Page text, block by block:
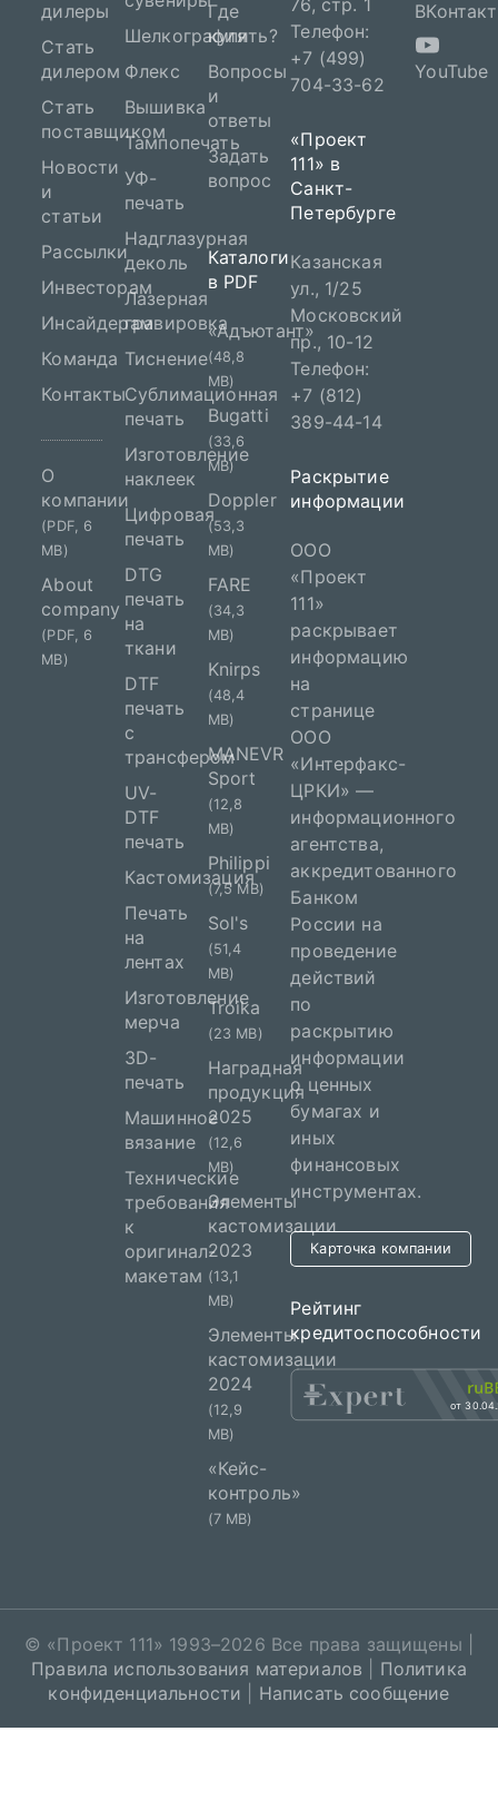
дилеры
Стать
дилером
Стать
поставщиком
Новости
и
статьи
Рассылки
Инвесторам
Инсайдерам
Команда
Контакты
О
компании
(PDF, 6
MB)
About
company
(PDF, 6
MB)
Шелкография
Флекс
Вышивка
Тампопечать
УФ-
печать
Надглазурная
деколь
Лазерная
гравировка
Тиснение
Сублимационная
печать
Изготовление
наклеек
Цифровая
печать
DTG
печать
на
ткани
DTF
печать
с
трансфером
UV-
DTF
печать
Кастомизация
Печать
на
лентах
Изготовление
мерча
3D-
печать
Машинное
вязание
Технические
требования
к
оригинал-
макетам
Где
купить?
Вопросы
и
ответы
Задать
вопрос
Каталоги
в PDF
«Адъютант»
(48,8
MB)
Bugatti
(33,6
MB)
Doppler
(53,3
MB)
FARE
(34,3
MB)
Knirps
(48,4
MB)
MANEVR
Sport
(12,8
MB)
Philippi
(7,5 MB)
Sol's
(51,4
MB)
Troika
(23 MB)
Наградная
продукция
2025
(12,6
MB)
Элементы
кастомизации
2023
(13,1
MB)
Элементы
кастомизации
2024
(12,9
MB)
«Кейс-
контроль»
(7 MB)
76, стр. 1
Телефон:
+7 (499)
704-33-62
«Проект
111» в
Санкт-
Петербурге
Казанская
ул., 1/25
Московский
пр., 10-12
Телефон:
+7 (812)
389-44-14
Раскрытие
информации
ООО
«Проект
111»
раскрывает
информацию
на
странице
ООО
«Интерфакс-
ЦРКИ» —
информационного
агентства,
аккредитованного
Банком
России на
проведение
действий
по
раскрытию
информации
о ценных
бумагах и
иных
финансовых
инструментах.
Карточка компании
Рейтинг
кредитоспособности
от
YouTube
© «Проект 111» 1993–2026 Все права защищены |
Правила использования материалов
Политика
конфиденциальности
Написать сообщение